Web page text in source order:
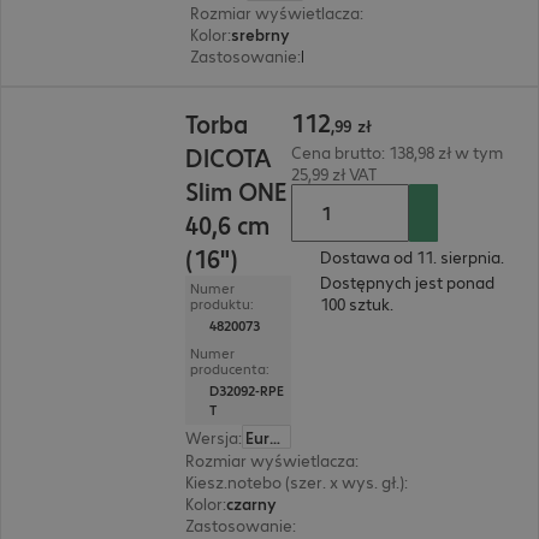
Rozmiar wyświetlacza:
Kolor:srebrny
Zastosowanie:
Torba
DICOTA
Slim ONE
40,6 cm
(16")
Numer
produktu:
4820073
Numer
producenta:
D32092-RPE
T
Wersja:
Europa
Rozmiar wyświetlacza:
Kiesz.notebo (szer. x wys. gł.):
Kolor:czarny
Zastosowanie:
112,99 zł
Cena brutto: 138,98 zł w tym
25,99 zł VAT
Dostawa od 11. sierpnia.
Dostępnych jest ponad
100 sztuk.